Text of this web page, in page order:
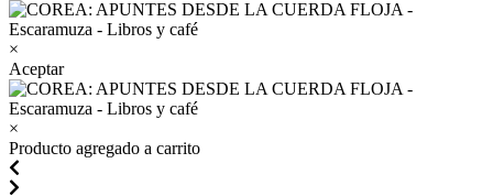
×
Aceptar
×
Producto agregado a carrito